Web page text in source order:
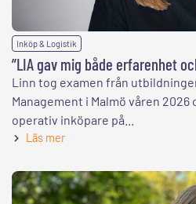
Inköp & Logistik
”LIA gav mig både erfarenhet
Linn tog examen från
Management i Malmö våren 2026
operativ inköpare på...
Läs mer